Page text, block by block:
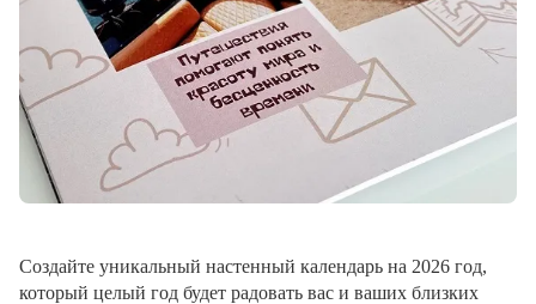
Создайте уникальный настенный календарь на 2026 год,
который целый год будет радовать вас и ваших близких